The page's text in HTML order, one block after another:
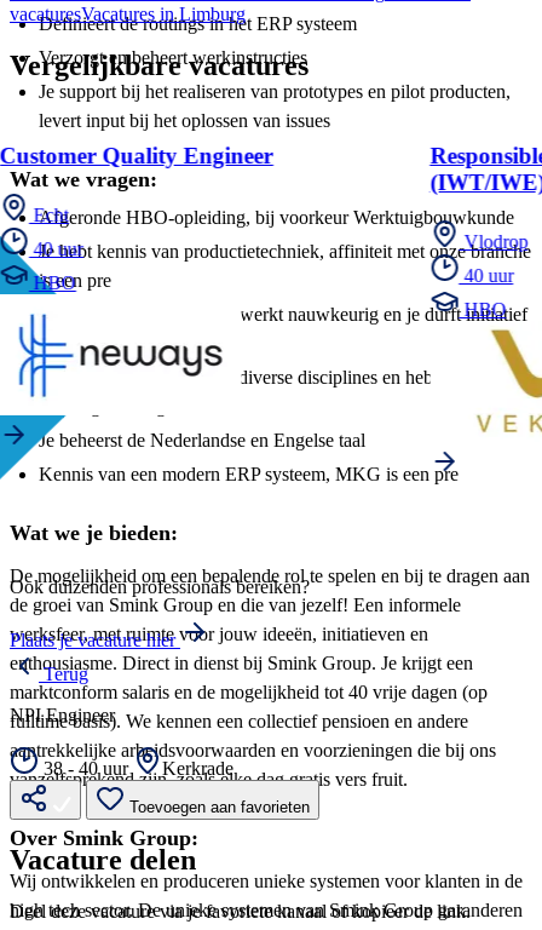
Definieert de routings in het ERP systeem
Verzorgt en beheert werkinstructies
Je support bij het realiseren van prototypes en pilot producten,
levert input bij het oplossen van issues
Wat we vragen:
Afgeronde HBO-opleiding, bij voorkeur Werktuigbouwkunde
Je hebt kennis van productietechniek, affiniteit met onze branche
is een pre
Je hebt focus op resultaat, werkt nauwkeurig en je durft initiatief
te nemen
Je schakelt makkelijk met diverse disciplines en hebt
Je beheerst de Nederlandse en Engelse taal
Kennis van een modern ERP systeem, MKG is een pre
Wat we je bieden:
De mogelijkheid om een bepalende rol te spelen en bij te dragen aan
de groei van Smink Group en die van jezelf! Een informele
werksfeer, met ruimte voor jouw ideeën, initiatieven en
enthousiasme. Direct in dienst bij Smink Group. Je krijgt een
marktconform salaris en de mogelijkheid tot 40 vrije dagen (op
fulltime basis). We kennen een collectief pensioen en andere
aantrekkelijke arbeidsvoorwaarden en voorzieningen die bij ons
vanzelfsprekend zijn, zoals elke dag gratis vers fruit.
Over Smink Group:
Wij ontwikkelen en produceren unieke systemen voor klanten in de
high tech sector. De unieke systemen van Smink Group garanderen
vacaturesVacatures in Limburg
Vergelijkbare vacatures
Customer Quality Engineer
Echt
40 uur
HBO
(IWT/
Vlodrop
40 uur
HBO
Ook duizenden professionals bereiken?
Plaats je vacature hier
Terug
NPI Engineer
38 - 40 uur Kerkrade
Toevoegen aan favorieten
Vacature delen
Deel deze vacature via je favoriete kanaal of kopieer de link.